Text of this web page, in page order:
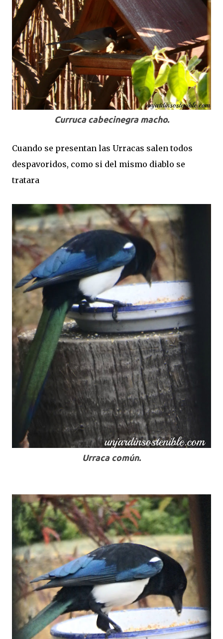
Curruca cabecinegra macho.
Cuando se presentan las Urracas salen todos
despavoridos, como si del mismo diablo se
tratara
Urraca común.